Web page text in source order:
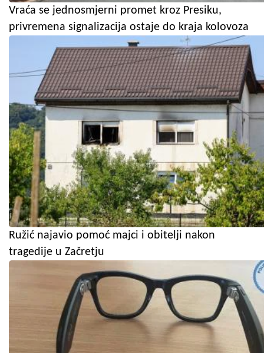
Vraća se jednosmjerni promet kroz Presiku,
privremena signalizacija ostaje do kraja kolovoza
Ružić najavio pomoć majci i obitelji nakon
tragedije u Začretju